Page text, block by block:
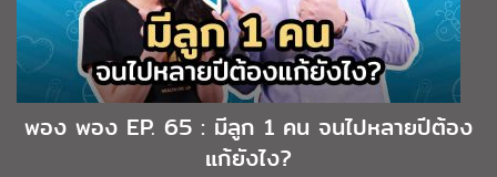
พอง พอง EP. 65 : มีลูก 1 คน จนไปหลายปีต้อง
แก้ยังไง?